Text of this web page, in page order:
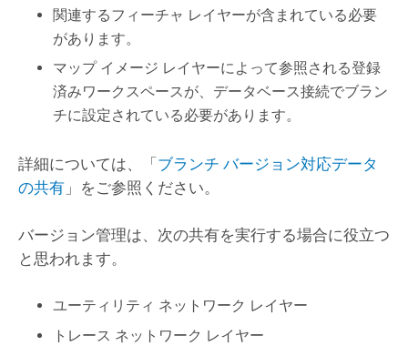
関連するフィーチャ レイヤーが含まれている必要
があります。
マップ イメージ レイヤーによって参照される登録
済みワークスペースが、データベース接続でブラン
チに設定されている必要があります。
詳細については、「ブランチ バージョン対応データ
の共有」をご参照ください。
バージョン管理は、次の共有を実行する場合に役立つ
と思われます。
ユーティリティ ネットワーク レイヤー
トレース ネットワーク レイヤー